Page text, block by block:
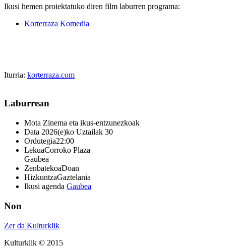
Ikusi hemen proiektatuko diren film laburren programa:
Korterraza Komedia
Iturria: korterraza.com
Laburrean
Mota Zinema eta ikus-entzunezkoak
Data 2026(e)ko Uztailak 30
Ordutegia22:00
LekuaCorroko Plaza
Gaubea
ZenbatekoaDoan
HizkuntzaGaztelania
Ikusi agenda Gaubea
Non
Zer da Kulturklik
Kulturklik © 2015